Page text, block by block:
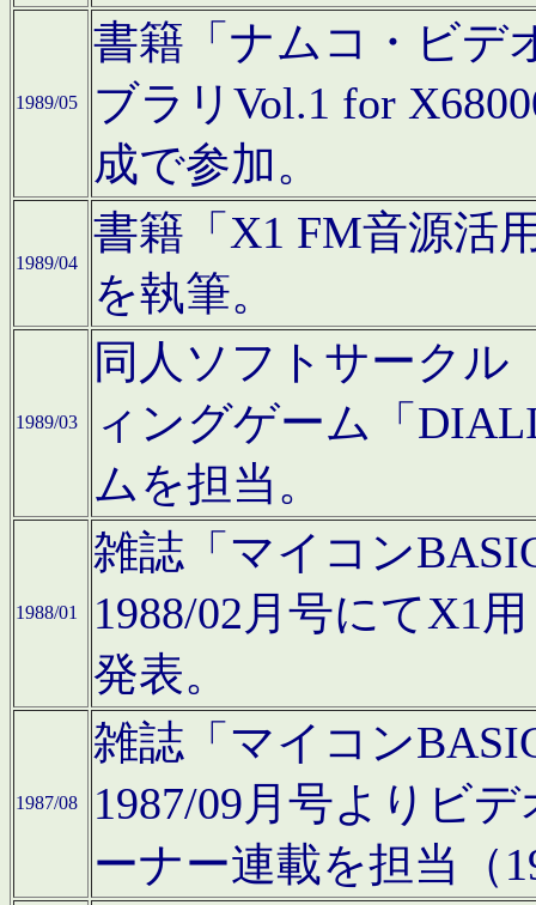
1989/05
書籍「ナムコ・ビデ
ブラリVol.1 for
成で参加。
1989/04
書籍「X1 FM音源活
を執筆。
1989/03
同人ソフトサークル
ィングゲーム「
ムを担当。
1988/01
雑誌「マイコン
1988/02月号にてX1
発表。
1987/08
雑誌「マイコン
1987/09月号よりビ
ーナー連載を担当（